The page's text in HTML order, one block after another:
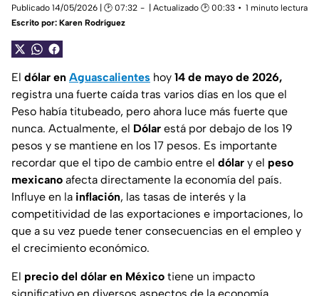
Publicado 14/05/2026 | 🕑 07:32 | Actualizado 🕑 00:33
1 minuto lectura
Escrito por: Karen Rodríguez
El dólar en Aguascalientes hoy 14 de mayo de 2026,
registra una fuerte caída tras varios días en los que el
Peso había titubeado, pero ahora luce más fuerte que
nunca. Actualmente, el Dólar está por debajo de los 19
pesos y se mantiene en los 17 pesos. Es importante
recordar que el tipo de cambio entre el dólar y el peso
mexicano afecta directamente la economía del país.
Influye en la inflación, las tasas de interés y la
competitividad de las exportaciones e importaciones, lo
que a su vez puede tener consecuencias en el empleo y
el crecimiento económico.
El precio del dólar en México tiene un impacto